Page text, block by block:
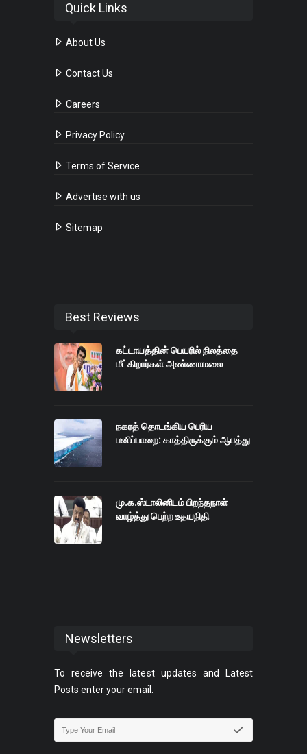
Quick Links
About Us
Contact Us
Careers
Privacy Policy
Terms of Service
Advertise with us
Sitemap
Best Reviews
கட்டாயத்தின் பெயரில் நிலத்தை
மீட்கிறார்கள் அண்ணாமலை
நகரத் தொடங்கிய பெரிய
பனிப்பாறை: காத்திருக்கும் ஆபத்து
மு.க.ஸ்டாலினிடம் பிறந்தநாள்
வாழ்த்து பெற்ற உதயநிதி
Newsletters
To receive the latest updates and Latest
Posts enter your email.